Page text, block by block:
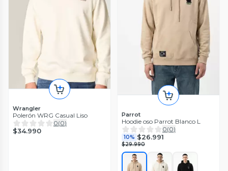
Wrangler
Polerón WRG Casual Liso
0(0)
$34.990
Parrot
Hoodie oso Parrot Blanco L
0(0)
10% $26.991
$29.990